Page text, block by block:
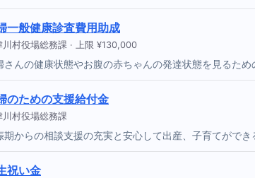
一般健康診査費用助成
川村役場総務課 · 上限 ¥130,000
さんの健康状態やお腹の赤ちゃんの発達状態を見るた
のための支援給付金
川村役場総務課
期からの相談支援の充実と安心して出産、子育てがで
祝い金